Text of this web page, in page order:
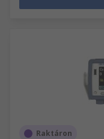
Raktáron